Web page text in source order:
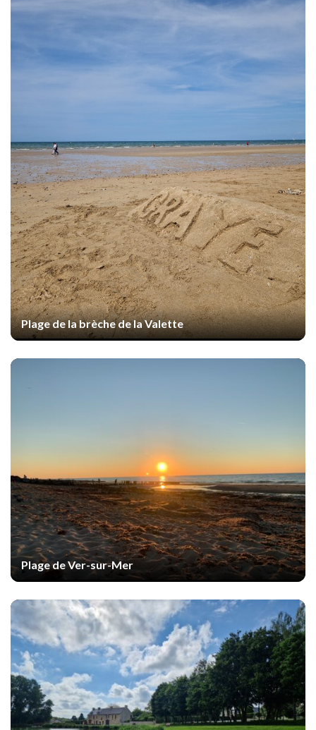
Plage de la brèche de la Valette
Plage de Ver-sur-Mer